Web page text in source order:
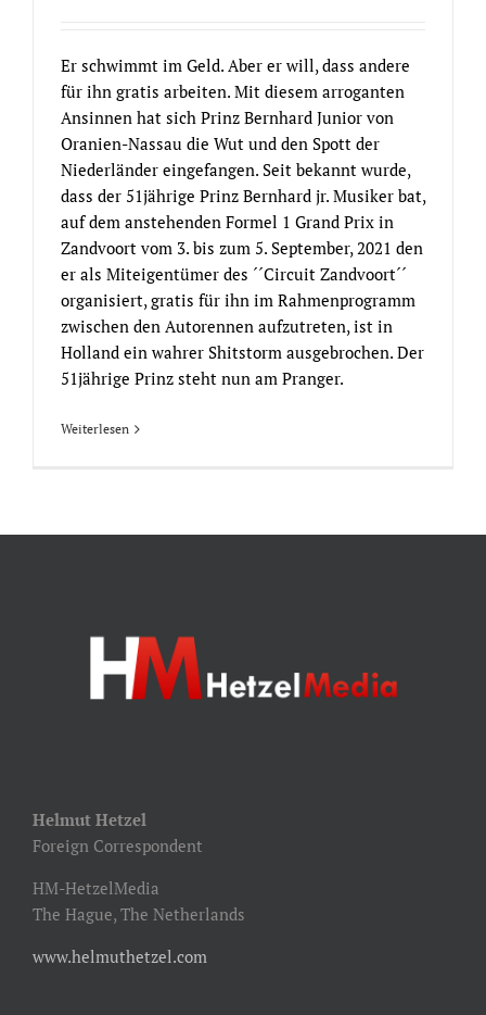
Er schwimmt im Geld. Aber er will, dass andere
für ihn gratis arbeiten. Mit diesem arroganten
Ansinnen hat sich Prinz Bernhard Junior von
Oranien-Nassau die Wut und den Spott der
Niederländer eingefangen. Seit bekannt wurde,
dass der 51jährige Prinz Bernhard jr. Musiker bat,
auf dem anstehenden Formel 1 Grand Prix in
Zandvoort vom 3. bis zum 5. September, 2021 den
er als Miteigentümer des ´´Circuit Zandvoort´´
organisiert, gratis für ihn im Rahmenprogramm
zwischen den Autorennen aufzutreten, ist in
Holland ein wahrer Shitstorm ausgebrochen. Der
51jährige Prinz steht nun am Pranger.
Weiterlesen
Helmut Hetzel
Foreign Correspondent
HM-HetzelMedia
The Hague, The Netherlands
www.helmuthetzel.com